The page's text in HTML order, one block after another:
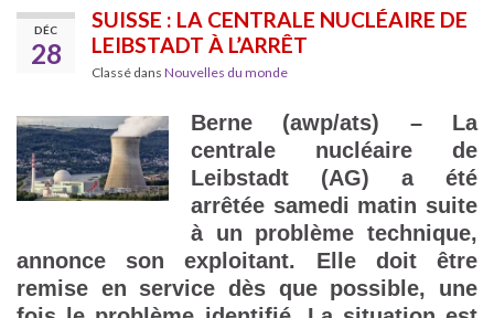
DÉC
28
SUISSE : LA CENTRALE NUCLÉAIRE DE
LEIBSTADT À L’ARRÊT
Classé dans Nouvelles du monde
Berne (awp/ats) – La
centrale nucléaire de
Leibstadt (AG) a été
arrêtée samedi matin suite
à un problème technique,
annonce son exploitant. Elle doit être
remise en service dès que possible, une